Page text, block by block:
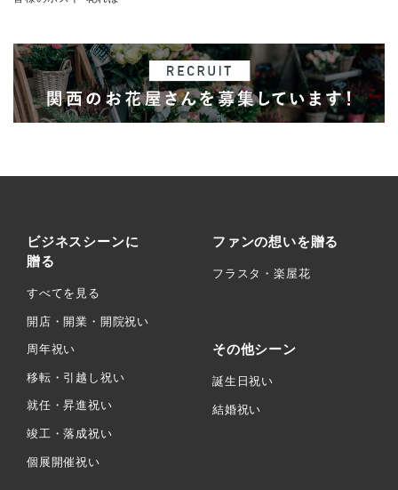
ビジネスシーンに
贈る
すべてを見る
開店・開業・開院祝い
周年祝い
移転・引越し祝い
就任・昇進祝い
竣工・落成祝い
個展開催祝い
ファンの想いを贈る
フラスタ・楽屋花
その他シーン
誕生日祝い
結婚祝い